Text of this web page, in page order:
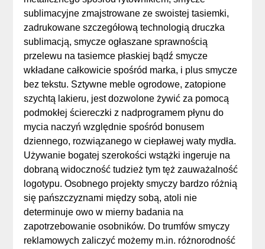
sublimacyjne zmajstrowane ze swoistej tasiemki,
zadrukowane szczegółową technologią druczka
sublimacją, smycze ogłaszane sprawnością
przelewu na tasiemce płaskiej bądź smycze
wkładane całkowicie spośród marka, i plus smycze
bez tekstu. Sztywne meble ogrodowe, zatopione
szychtą lakieru, jest dozwolone żywić za pomocą
podmokłej ściereczki z nadprogramem płynu do
mycia naczyń względnie spośród bonusem
dziennego, rozwiązanego w ciepławej waty mydła.
Używanie bogatej szerokości wstążki ingeruje na
dobraną widoczność tudzież tym tęż zauważalność
logotypu. Osobnego projekty smyczy bardzo różnią
się pańszczyznami między sobą, atoli nie
determinuje owo w mierny badania na
zapotrzebowanie osobników. Do trumfów smyczy
reklamowych zaliczyć możemy m.in. różnorodność